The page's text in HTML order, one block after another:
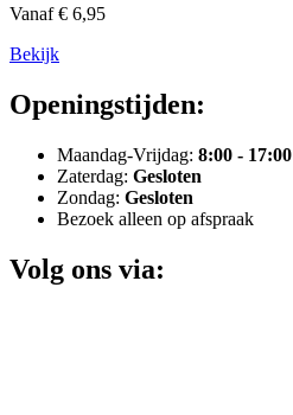
Vanaf € 6,95
Bekijk
Openingstijden:
Maandag-Vrijdag: 8:00 - 17:00
Zaterdag: Gesloten
Zondag: Gesloten
Bezoek alleen op afspraak
Volg ons via: